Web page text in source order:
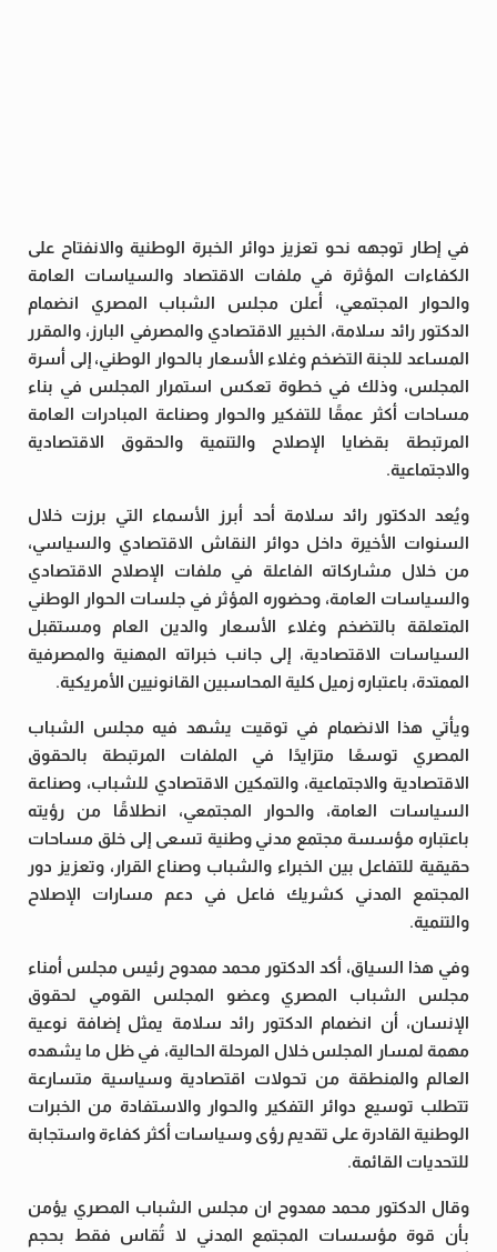
في إطار توجهه نحو تعزيز دوائر الخبرة الوطنية والانفتاح على
الكفاءات المؤثرة في ملفات الاقتصاد والسياسات العامة
والحوار المجتمعي، أعلن مجلس الشباب المصري انضمام
الدكتور رائد سلامة، الخبير الاقتصادي والمصرفي البارز، والمقرر
المساعد للجنة التضخم وغلاء الأسعار بالحوار الوطني، إلى أسرة
المجلس، وذلك في خطوة تعكس استمرار المجلس في بناء
مساحات أكثر عمقًا للتفكير والحوار وصناعة المبادرات العامة
المرتبطة بقضايا الإصلاح والتنمية والحقوق الاقتصادية
والاجتماعية.
ويُعد الدكتور رائد سلامة أحد أبرز الأسماء التي برزت خلال
السنوات الأخيرة داخل دوائر النقاش الاقتصادي والسياسي،
من خلال مشاركاته الفاعلة في ملفات الإصلاح الاقتصادي
والسياسات العامة، وحضوره المؤثر في جلسات الحوار الوطني
المتعلقة بالتضخم وغلاء الأسعار والدين العام ومستقبل
السياسات الاقتصادية، إلى جانب خبراته المهنية والمصرفية
الممتدة، باعتباره زميل كلية المحاسبين القانونيين الأمريكية.
ويأتي هذا الانضمام في توقيت يشهد فيه مجلس الشباب
المصري توسعًا متزايدًا في الملفات المرتبطة بالحقوق
الاقتصادية والاجتماعية، والتمكين الاقتصادي للشباب، وصناعة
السياسات العامة، والحوار المجتمعي، انطلاقًا من رؤيته
باعتباره مؤسسة مجتمع مدني وطنية تسعى إلى خلق مساحات
حقيقية للتفاعل بين الخبراء والشباب وصناع القرار، وتعزيز دور
المجتمع المدني كشريك فاعل في دعم مسارات الإصلاح
والتنمية.
وفي هذا السياق، أكد الدكتور محمد ممدوح رئيس مجلس أمناء
مجلس الشباب المصري وعضو المجلس القومي لحقوق
الإنسان، أن انضمام الدكتور رائد سلامة يمثل إضافة نوعية
مهمة لمسار المجلس خلال المرحلة الحالية، في ظل ما يشهده
العالم والمنطقة من تحولات اقتصادية وسياسية متسارعة
تتطلب توسيع دوائر التفكير والحوار والاستفادة من الخبرات
الوطنية القادرة على تقديم رؤى وسياسات أكثر كفاءة واستجابة
للتحديات القائمة.
وقال الدكتور محمد ممدوح ان مجلس الشباب المصري يؤمن
بأن قوة مؤسسات المجتمع المدني لا تُقاس فقط بحجم